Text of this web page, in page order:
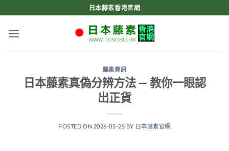
to
content
日本藤素香港官網
藤素資訊
日本藤素真偽分辨方法 — 教你一眼認
出正貨
POSTED ON 2026-05-25 BY 日本藤素官網